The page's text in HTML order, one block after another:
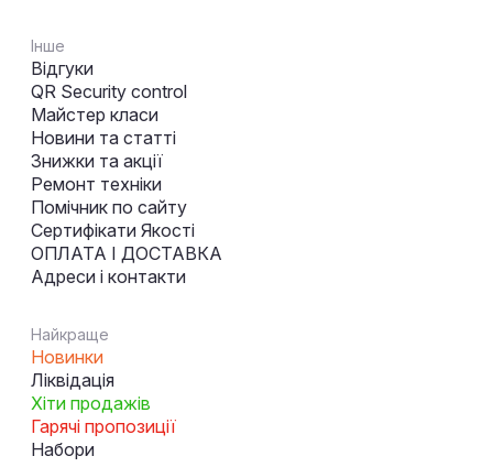
Інше
Відгуки
QR Security control
Майстер класи
Новини та статті
Знижки та акції
Ремонт техніки
Помічник по сайту
Сертифікати Якості
ОПЛАТА І ДОСТАВКА
Адреси і контакти
Найкраще
Новинки
Ліквідація
Хіти продажів
Гарячі пропозиції
Набори